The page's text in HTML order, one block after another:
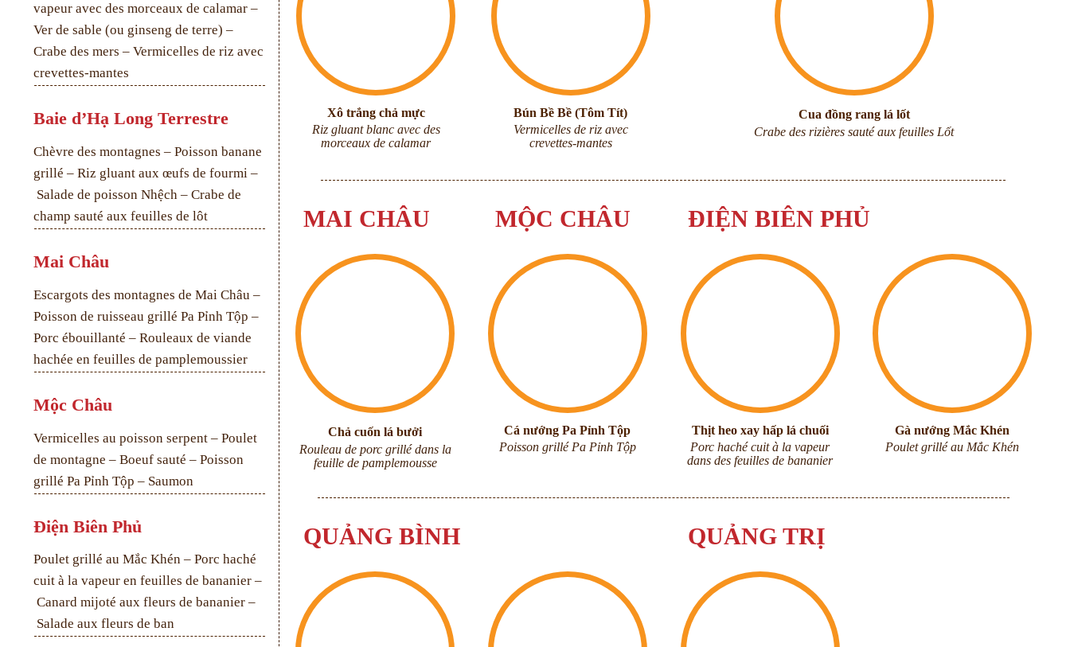
vapeur avec des morceaux de calamar –
Ver de sable (ou ginseng de terre) –
Crabe des mers – Vermicelles de riz avec
crevettes-mantes
Baie d’Hạ Long Terrestre
Chèvre des montagnes – Poisson banane
grillé – Riz gluant aux œufs de fourmi –
Salade de poisson Nhệch – Crabe de
champ sauté aux feuilles de lôt
Mai Châu
Escargots des montagnes de Mai Châu –
Poisson de ruisseau grillé Pa Pỉnh Tộp –
Porc ébouillanté – Rouleaux de viande
hachée en feuilles de pamplemoussier
Mộc Châu
Vermicelles au poisson serpent – Poulet
de montagne – Boeuf sauté – Poisson
grillé Pa Pỉnh Tộp – Saumon
Điện Biên Phủ
Poulet grillé au Mắc Khén – Porc haché
cuit à la vapeur en feuilles de bananier –
Canard mijoté aux fleurs de bananier –
Salade aux fleurs de ban
Xô trắng chả mực
Riz gluant blanc avec des
morceaux de calamar
Bún Bề Bề (Tôm Tít)
Vermicelles de riz avec
crevettes-mantes
Cua đồng rang lá lốt
Crabe des rizières sauté aux feuilles Lốt
MAI CHÂU
Chả cuốn lá bưởi
Rouleau de porc grillé dans la
feuille de pamplemousse
MỘC CHÂU
Cá nướng Pa Pỉnh Tộp
Poisson grillé Pa Pỉnh Tộp
ĐIỆN BIÊN PHỦ
Thịt heo xay hấp lá chuối
Porc haché cuit à la vapeur
dans des feuilles de bananier
Gà nướng Mắc Khén
Poulet grillé au Mắc Khén
QUẢNG BÌNH QUẢNG TRỊ